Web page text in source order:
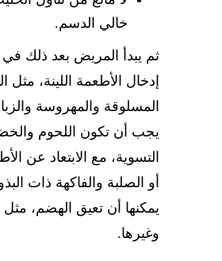
خالي الدسم.
ثم يبدأ المريض بعد ذلك
إدخال الأطعمة اللينة، مثل
المسلوقة والمهروسة
يجب أن تكون اللحوم
التسوية، مع الابتعاد عن
أو الصلبة والفاكهة ذات
يمكنها أن تعيق الهضم، مثل
وغيرها.